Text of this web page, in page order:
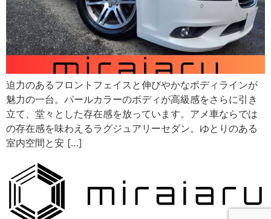
迫力のあるフロントフェイスと伸びやかなボディラインが
魅力の一台。パールカラーのボディが高級感をさらに引き
立て、堂々とした存在感を放っています。アメ車ならでは
の存在感を味わえるラグジュアリーセダン。ゆとりのある
室内空間と安 […]